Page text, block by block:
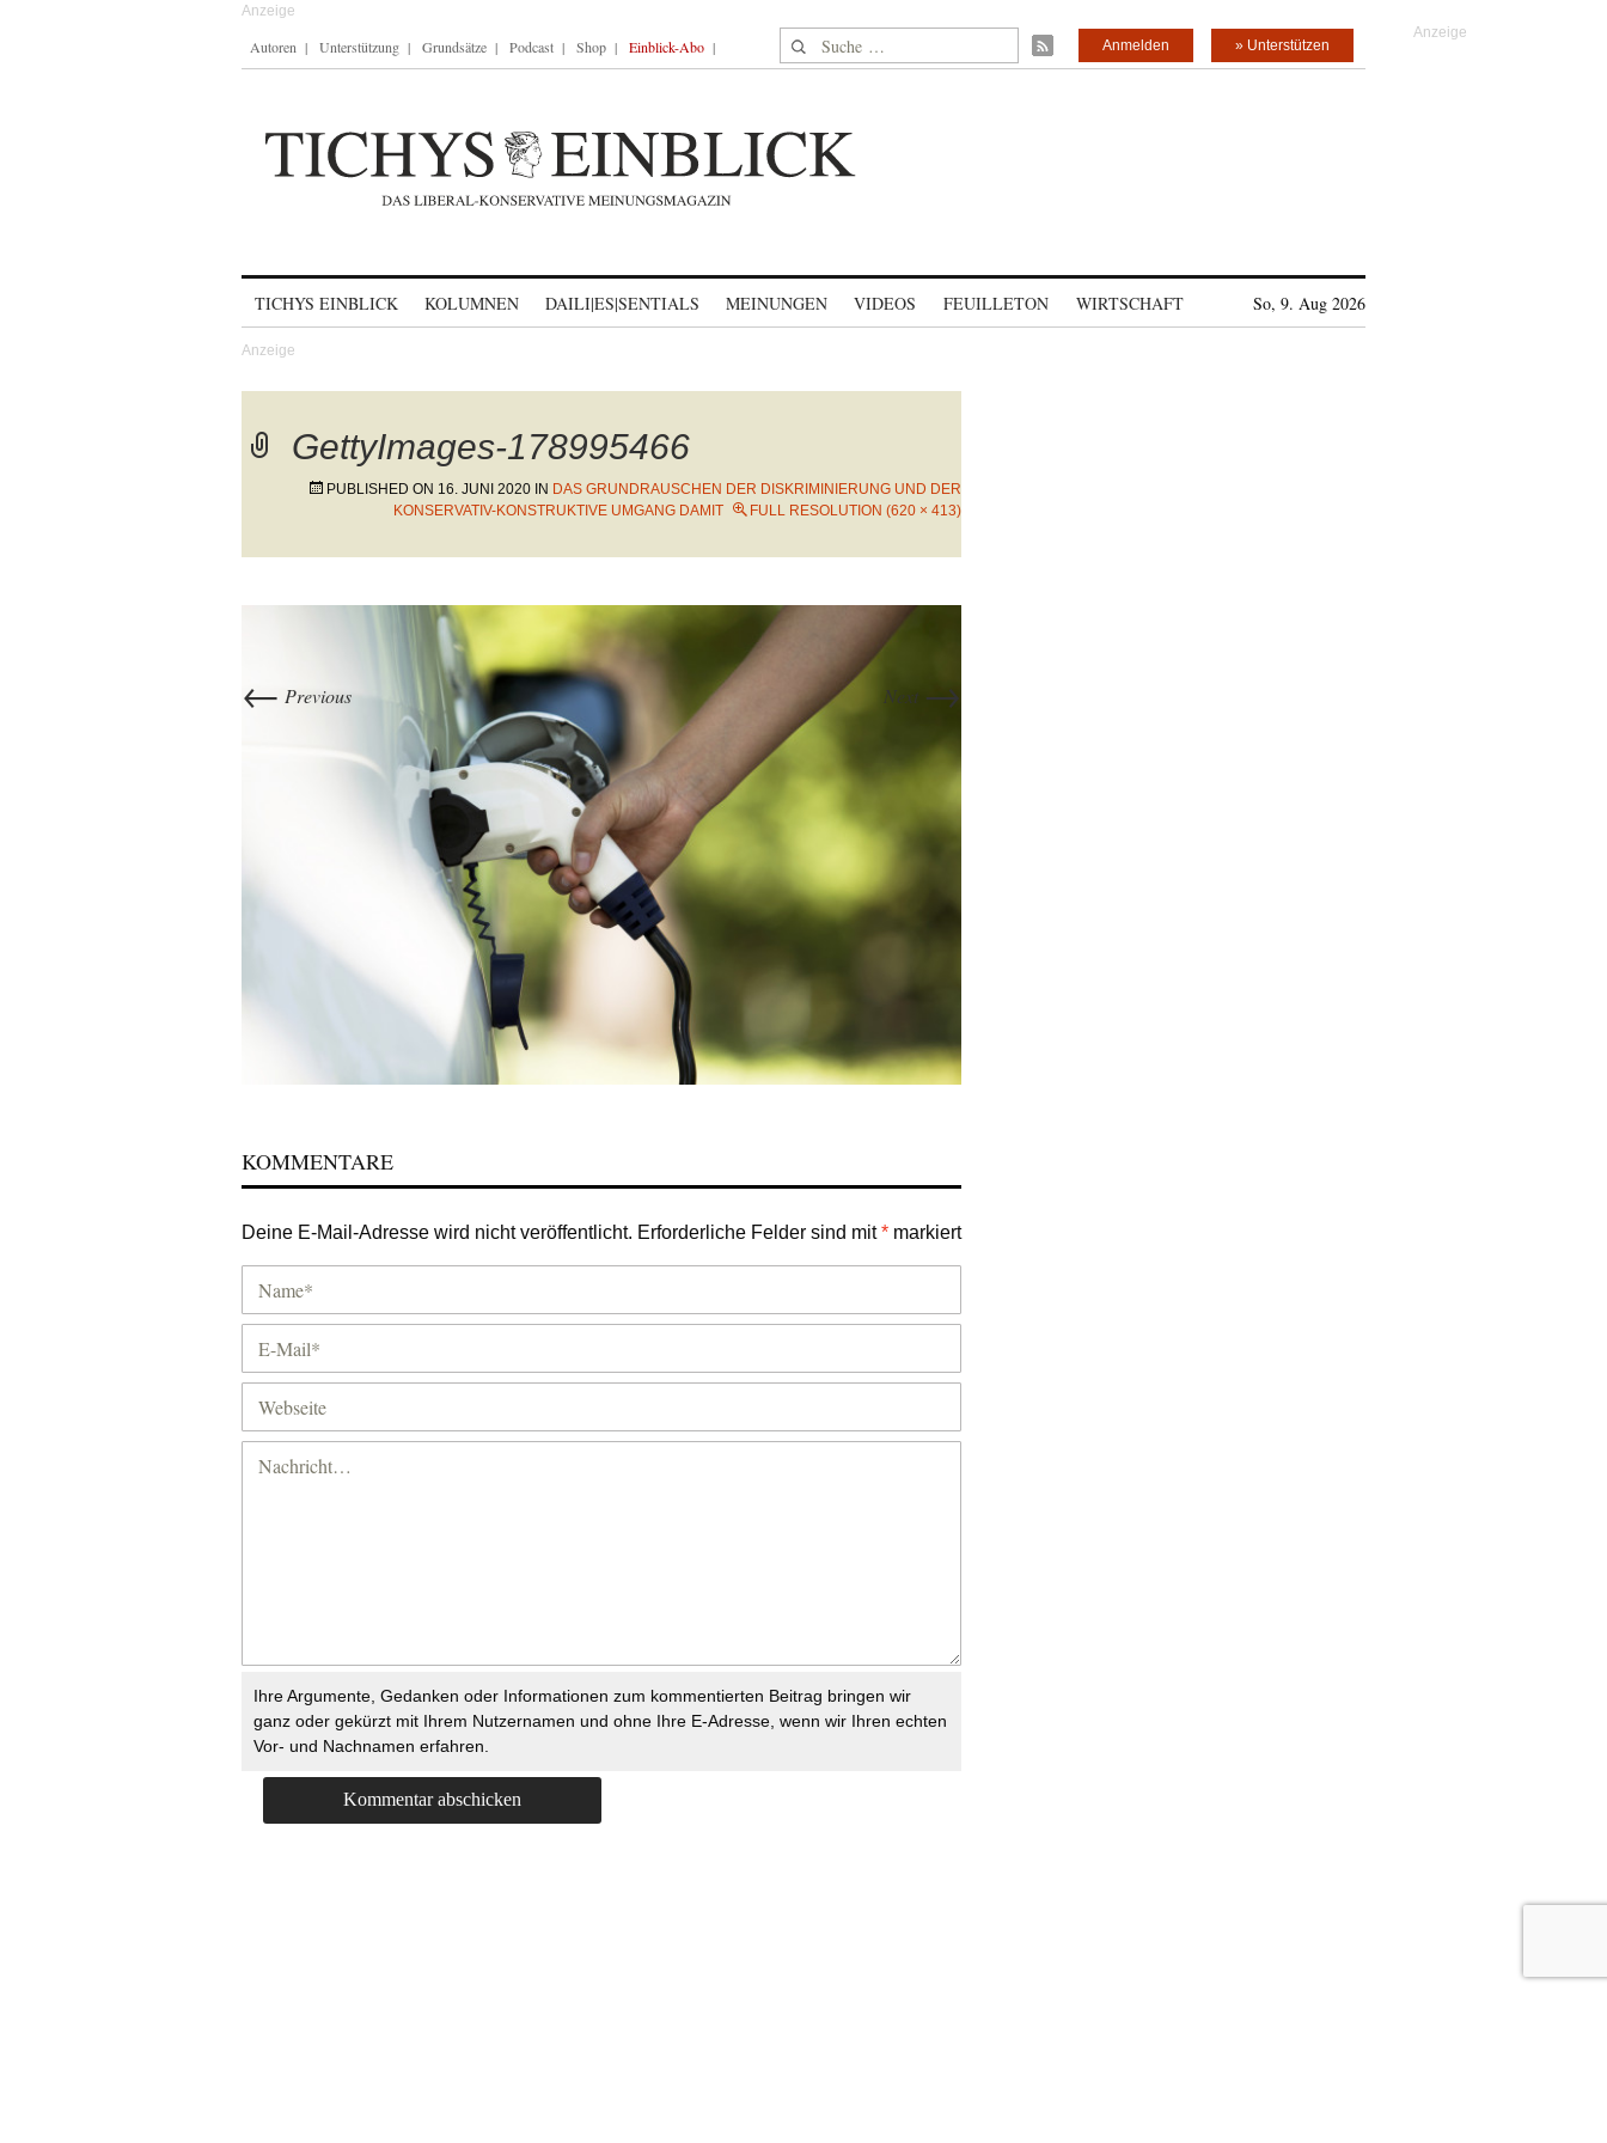
Autoren Unterstützung Grundsätze Podcast Shop Einblick-Abo Suche nach: » Unterstützen
Anmelden
TICHYS EINBLICK KOLUMNEN DAILI|ES|SENTIALS MEINUNGEN VIDEOS FEUILLETON WIRTSCHAFT So, 9. Aug 2026
GettyImages-178995466
PUBLISHED ON 16. JUNI 2020 IN DAS GRUNDRAUSCHEN DER DISKRIMINIERUNG UND DER
KONSERVATIV-KONSTRUKTIVE UMGANG DAMIT
FULL RESOLUTION (620 × 413)
← Previous Next →
KOMMENTARE
Deine E-Mail-Adresse wird nicht veröffentlicht. Erforderliche Felder sind mit* markiert
Ihre Argumente, Gedanken oder Informationen zum kommentierten Beitrag bringen wir
ganz oder gekürzt mit Ihrem Nutzernamen und ohne Ihre E-Adresse, wenn wir Ihren echten
Vor- und Nachnamen erfahren.